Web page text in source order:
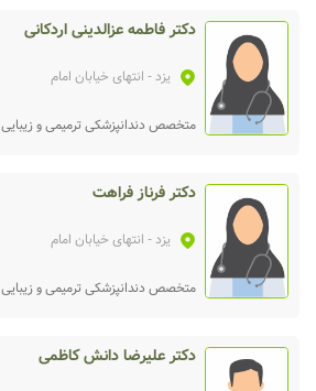
دکتر فاطمه عزالدینی اردکانی
یزد- انتهای خیابان امام
متخصص دندانپزشکی ترمیمی و زیبایی
دکتر فرناز فراهت
یزد- انتهای خیابان امام
متخصص دندانپزشکی ترمیمی و زیبایی
دکتر علیرضا دانش کاظمی